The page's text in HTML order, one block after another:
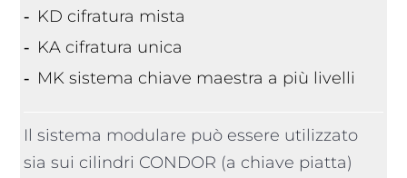
KD cifratura mista
KA cifratura unica
MK sistema chiave maestra a più livelli
Il sistema modulare può essere utilizzato
sia sui cilindri CONDOR (a chiave piatta)